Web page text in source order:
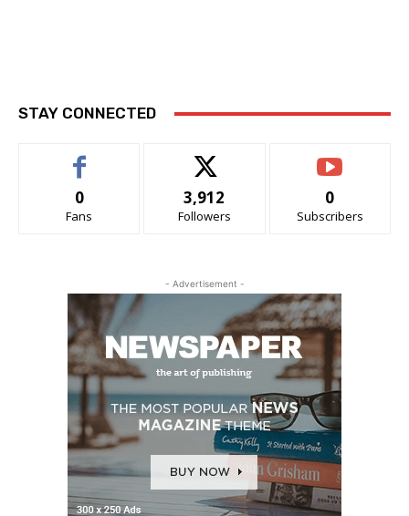
STAY CONNECTED
0
Fans
3,912
Followers
0
Subscribers
- Advertisement -